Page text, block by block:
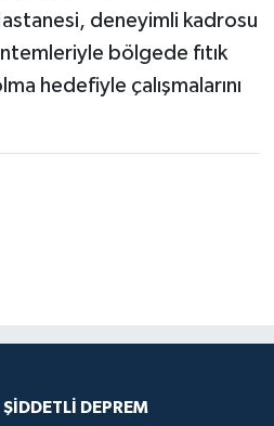
deneyimli kadrosu
bölgede fıtık
hedefiyle çalışmalarını
ŞİDDETLİ DEPREM